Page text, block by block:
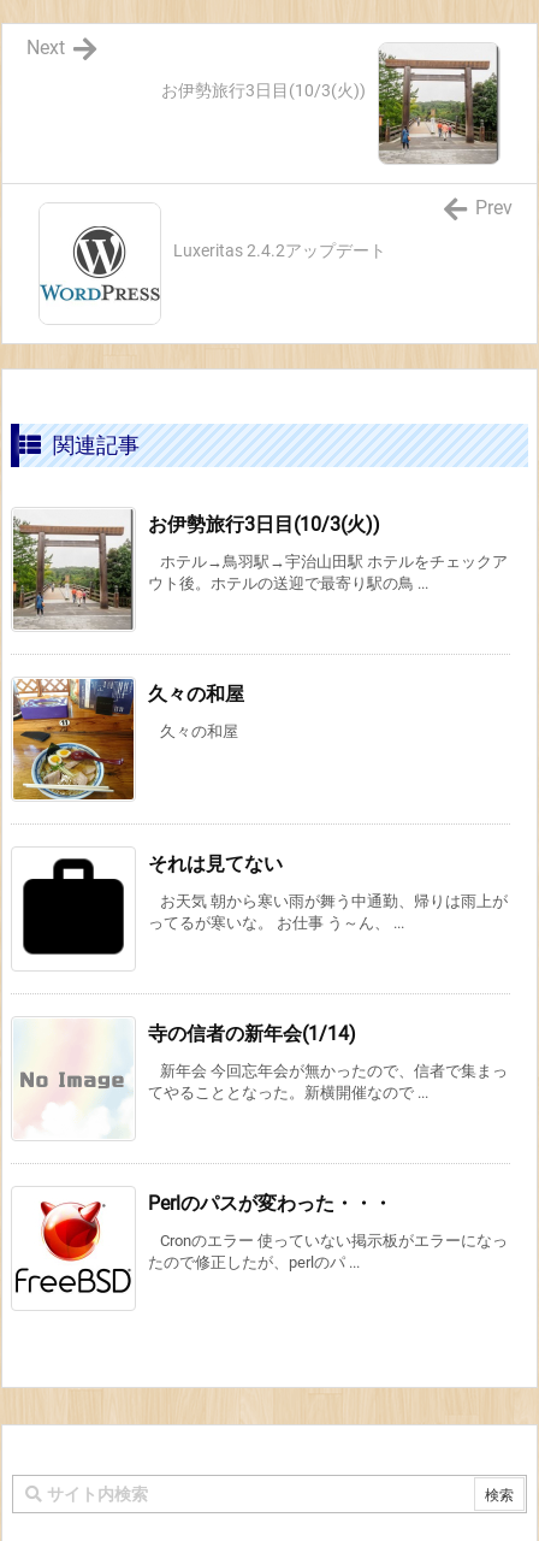
お伊勢旅行3日目(10/3(火))
Next
Luxeritas 2.4.2アップデート
Prev
関連記事
お伊勢旅行3日目(10/3(火))
ホテル→鳥羽駅→宇治山田駅 ホテルをチェックア
ウト後。ホテルの送迎で最寄り駅の鳥 ...
久々の和屋
久々の和屋
それは見てない
お天気 朝から寒い雨が舞う中通勤、帰りは雨上が
ってるが寒いな。 お仕事 う～ん、 ...
寺の信者の新年会(1/14)
新年会 今回忘年会が無かったので、信者で集まっ
てやることとなった。新横開催なので ...
Perlのパスが変わった・・・
Cronのエラー 使っていない掲示板がエラーになっ
たので修正したが、perlのパ ...